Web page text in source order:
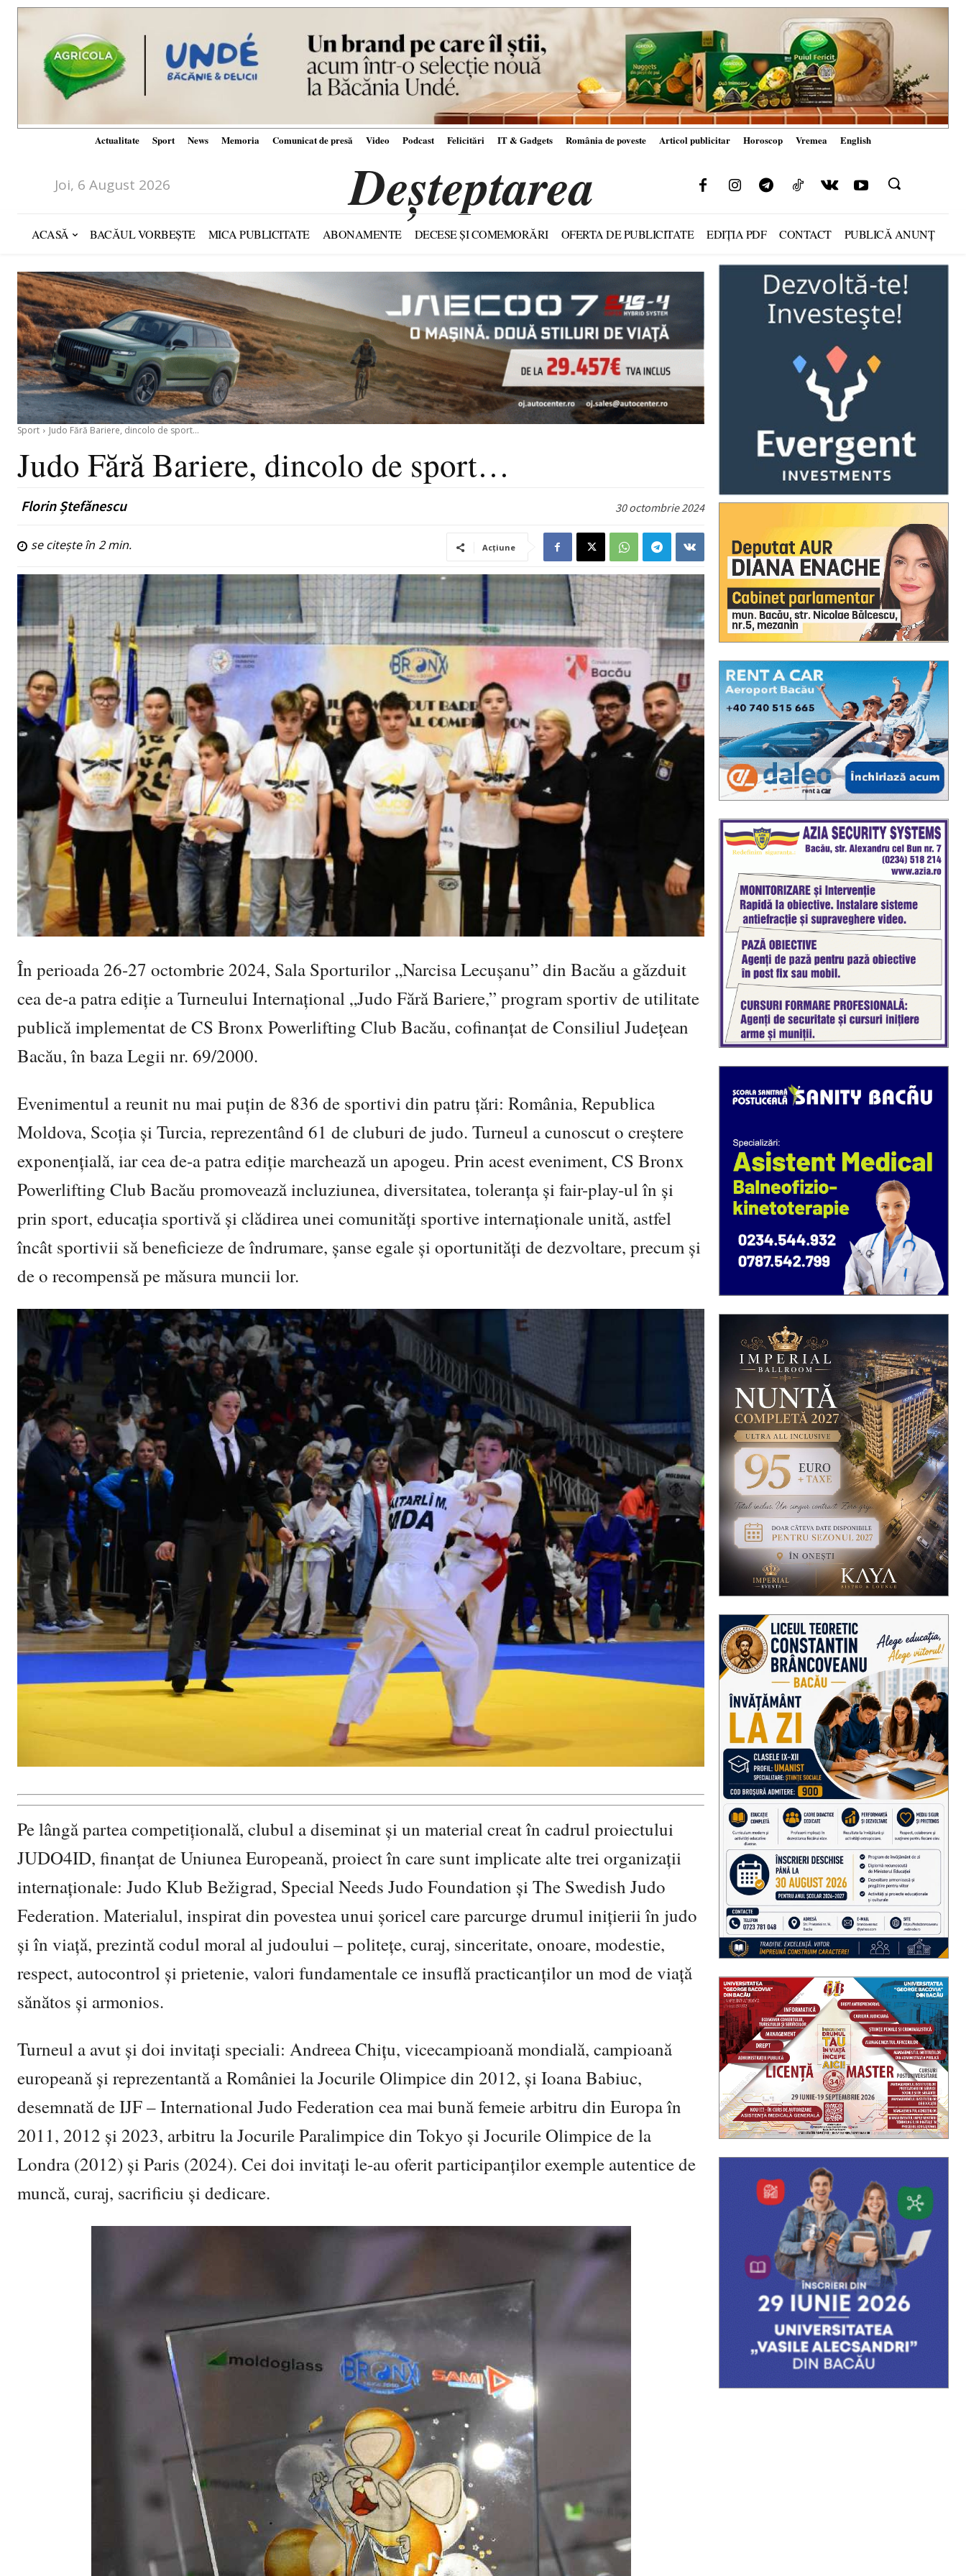
Actualitate Sport News Memoria Comunicat de presă Video Podcast Felicitări IT & Gadgets România de poveste Articol publicitar Horoscop Vremea English
Joi, 6 August 2026 Deșteptarea
ACASĂ BACĂUL VORBEȘTE MICA PUBLICITATE ABONAMENTE DECESE ȘI COMEMORĂRI OFERTA DE PUBLICITATE EDIȚIA PDF CONTACT PUBLICĂ ANUNȚ
Sport Judo Fără Bariere, dincolo de sport…
Judo Fără Bariere, dincolo de sport…
Florin Ștefănescu 30 octombrie 2024
se citește în 2min. Acțiune
În perioada 26-27 octombrie 2024, Sala Sporturilor „Narcisa Lecușanu” din Bacău a găzduit
cea de-a patra ediție a Turneului Internațional „Judo Fără Bariere,” program sportiv de utilitate
publică implementat de CS Bronx Powerlifting Club Bacău, cofinanțat de Consiliul Județean
Bacău, în baza Legii nr. 69/2000.
Evenimentul a reunit nu mai puțin de 836 de sportivi din patru țări: România, Republica
Moldova, Scoția și Turcia, reprezentând 61 de cluburi de judo. Turneul a cunoscut o creștere
exponențială, iar cea de-a patra ediție marchează un apogeu. Prin acest eveniment, CS Bronx
Powerlifting Club Bacău promovează incluziunea, diversitatea, toleranța și fair-play-ul în și
prin sport, educația sportivă și clădirea unei comunități sportive internaționale unită, astfel
încât sportivii să beneficieze de îndrumare, șanse egale și oportunități de dezvoltare, precum și
de o recompensă pe măsura muncii lor.
Pe lângă partea competițională, clubul a diseminat și un material creat în cadrul proiectului
JUDO4ID, finanțat de Uniunea Europeană, proiect în care sunt implicate alte trei organizații
internaționale: Judo Klub Bežigrad, Special Needs Judo Foundation și The Swedish Judo
Federation. Materialul, inspirat din povestea unui șoricel care parcurge drumul inițierii în judo
și în viață, prezintă codul moral al judoului – politețe, curaj, sinceritate, onoare, modestie,
respect, autocontrol și prietenie, valori fundamentale ce insuflă practicanților un mod de viață
sănătos și armonios.
Turneul a avut și doi invitați speciali: Andreea Chițu, vicecampioană mondială, campioană
europeană și reprezentantă a României la Jocurile Olimpice din 2012, și Ioana Babiuc,
desemnată de IJF – International Judo Federation cea mai bună femeie arbitru din Europa în
2011, 2012 și 2023, arbitru la Jocurile Paralimpice din Tokyo și Jocurile Olimpice de la
Londra (2012) și Paris (2024). Cei doi invitați le-au oferit participanților exemple autentice de
muncă, curaj, sacrificiu și dedicare.